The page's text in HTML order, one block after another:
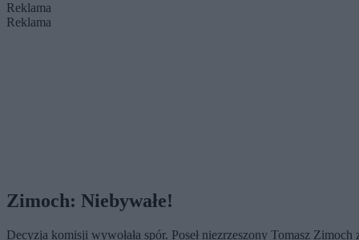
Reklama
Reklama
Zimoch: Niebywałe!
Decyzja komisji wywołała spór. Poseł niezrzeszony Tomasz